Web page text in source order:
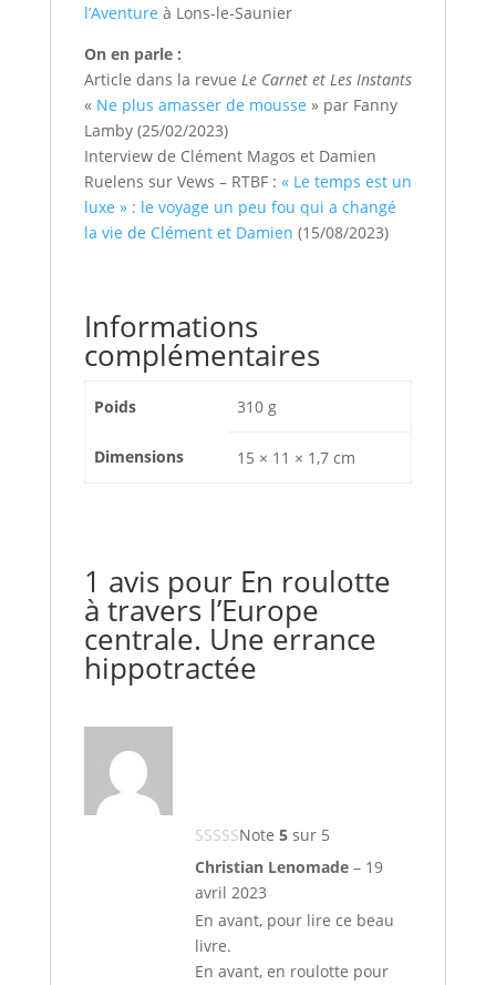
l’Aventure à Lons-le-Saunier
On en parle :
Article dans la revue Le Carnet et Les Instants
« Ne plus amasser de mousse » par Fanny
Lamby (25/02/2023)
Interview de Clément Magos et Damien
Ruelens sur Vews – RTBF : « Le temps est un
luxe » : le voyage un peu fou qui a changé
la vie de Clément et Damien (15/08/2023)
Informations
complémentaires
Poids 310 g
Dimensions 15 × 11 × 1,7 cm
1 avis pour En roulotte
à travers l’Europe
centrale. Une errance
hippotractée
Note 5sur 5
Christian Lenomade – 19
avril 2023
En avant, pour lire ce beau
livre.
En avant, en roulotte pour